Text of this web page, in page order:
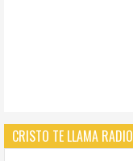
CRISTO TE LLAMA RADIO